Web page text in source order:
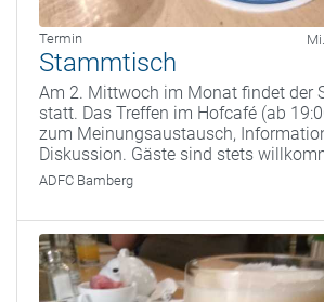
Termin
Stammtisch
Am 2. Mittwoch im Monat findet der
statt. Das Treffen im Hofcafé (ab
zum Meinungsaustausch,
Diskussion. Gäste sind stets
ADFC Bamberg